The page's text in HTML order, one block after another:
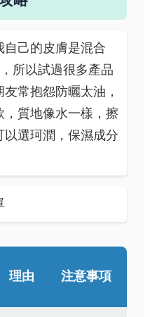
自己的皮膚是混合
所以試過很多產品
常抱怨防曬太油，
質地像水一樣，擦
選珂潤，保濕成分
理由 注意事項